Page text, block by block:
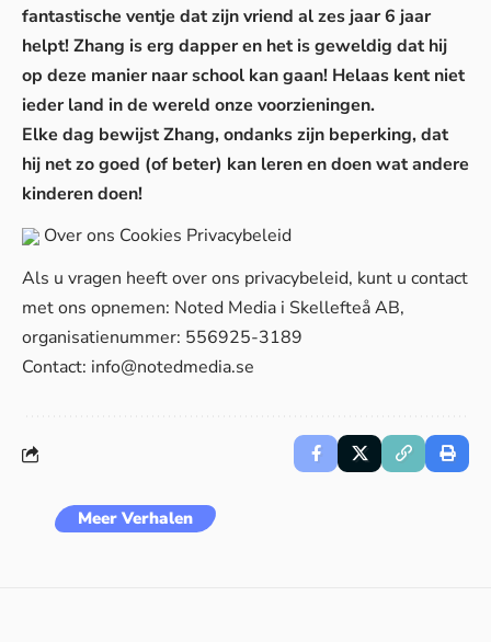
fantastische ventje dat zijn vriend al zes jaar 6 jaar
helpt! Zhang is erg dapper en het is geweldig dat hij
op deze manier naar school kan gaan! Helaas kent niet
ieder land in de wereld onze voorzieningen.
Elke dag bewijst Zhang, ondanks zijn beperking, dat
hij net zo goed (of beter) kan leren en doen wat andere
kinderen doen!
Over ons Cookies Privacybeleid
Als u vragen heeft over ons privacybeleid, kunt u contact
met ons opnemen: Noted Media i Skellefteå AB,
organisatienummer: 556925-3189
Contact: info@notedmedia.se
Meer Verhalen